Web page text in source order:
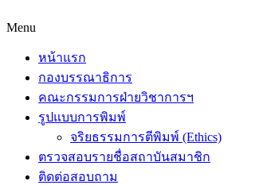
Menu
หน้าแรก
กองบรรณาธิการ
คณะกรรมการฝ่ายวิชาการฯ
รูปแบบการพิมพ์
จริยธรรมการตีพิมพ์ (Ethics)
ตรวจสอบรายชื่อสถาบันสมาชิก
ติดต่อสอบถาม